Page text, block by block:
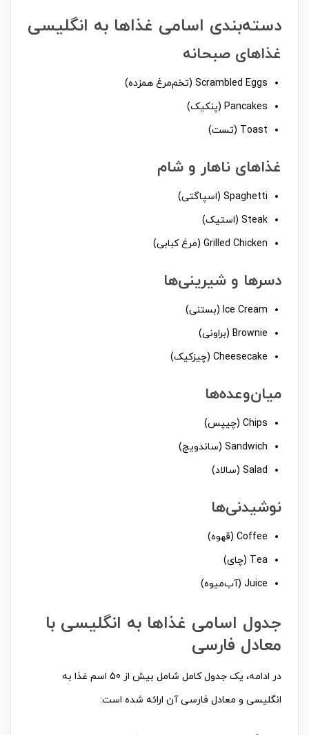
دسته‌بندی اسامی غذاها به انگلیسی
غذاهای صبحانه
Scrambled Eggs (تخم‌مرغ همزده)
Pancakes (پنکیک)
Toast (تست)
غذاهای ناهار و شام
Spaghetti (اسپاگتی)
Steak (استیک)
Grilled Chicken (مرغ کبابی)
دسرها و شیرینی‌ها
Ice Cream (بستنی)
Brownie (براونی)
Cheesecake (چیزکیک)
میان‌وعده‌ها
Chips (چیپس)
Sandwich (ساندویچ)
Salad (سالاد)
نوشیدنی‌ها
Coffee (قهوه)
Tea (چای)
Juice (آب‌میوه)
جدول اسامی غذاها به انگلیسی با
معادل فارسی
در ادامه، یک جدول کامل شامل بیش از 50 اسم غذا به
انگلیسی و معادل فارسی آن ارائه شده است: